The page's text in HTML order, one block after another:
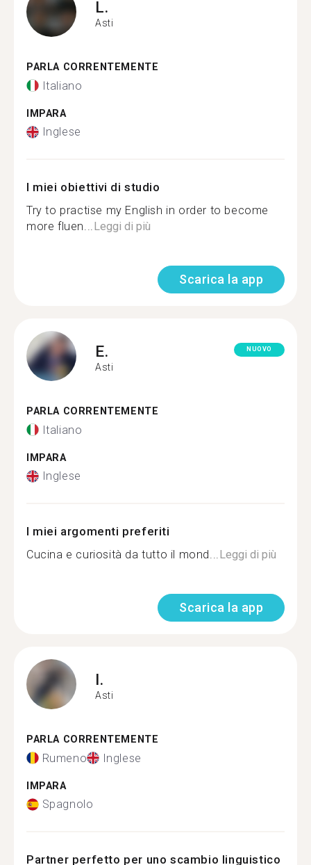
L.
Asti
PARLA CORRENTEMENTE
Italiano
IMPARA
Inglese
I miei obiettivi di studio
Try to practise my English in order to become
more fluen...Leggi di più
Scarica la app
E.
Asti
NUOVO
PARLA CORRENTEMENTE
Italiano
IMPARA
Inglese
I miei argomenti preferiti
Cucina e curiosità da tutto il mond...Leggi di più
Scarica la app
I.
Asti
PARLA CORRENTEMENTE
Rumeno Inglese
IMPARA
Spagnolo
Partner perfetto per uno scambio linguistico